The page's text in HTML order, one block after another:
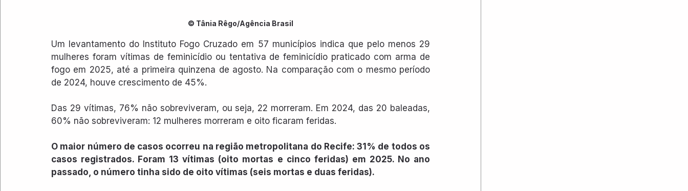
© Tânia Rêgo/Agência Brasil
Um levantamento do Instituto Fogo Cruzado em 57 municípios indica que pelo menos 29
mulheres foram vítimas de feminicídio ou tentativa de feminicídio praticado com arma de
fogo em 2025, até a primeira quinzena de agosto. Na comparação com o mesmo período
de 2024, houve crescimento de 45%.
Das 29 vítimas, 76% não sobreviveram, ou seja, 22 morreram. Em 2024, das 20 baleadas,
60% não sobreviveram: 12 mulheres morreram e oito ficaram feridas.
O maior número de casos ocorreu na região metropolitana do Recife: 31% de todos os
casos registrados. Foram 13 vítimas (oito mortas e cinco feridas) em 2025. No ano
passado, o número tinha sido de oito vítimas (seis mortas e duas feridas).